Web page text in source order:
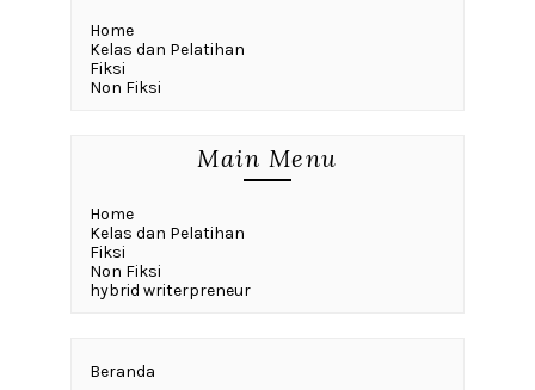
Home
Kelas dan Pelatihan
Fiksi
Non Fiksi
Main Menu
Home
Kelas dan Pelatihan
Fiksi
Non Fiksi
hybrid writerpreneur
Beranda